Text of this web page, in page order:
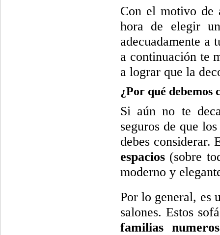
Con el motivo de
hora de elegir
adecuadamente a
a continuación te
a lograr que la
¿Por qué
Si aún no te
seguros de que
debes considerar.
espacios (sobre
moderno y
Por lo general, es
salones. Estos
familias